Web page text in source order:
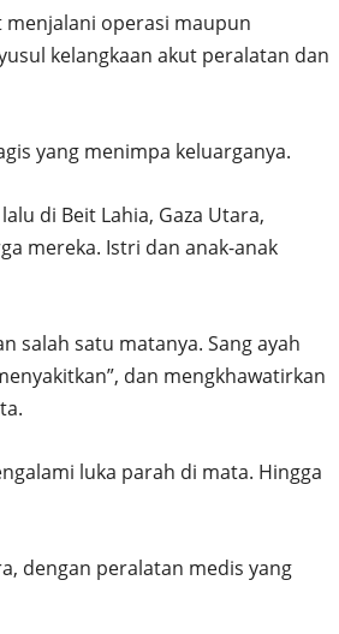
menjalani operasi maupun
kelangkaan akut peralatan dan
yang menimpa keluarganya.
di Beit Lahia, Gaza Utara,
mereka. Istri dan anak-anak
salah satu matanya. Sang ayah
dan mengkhawatirkan
luka parah di mata. Hingga
dengan peralatan medis yang